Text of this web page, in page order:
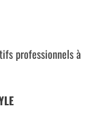
professionnels à